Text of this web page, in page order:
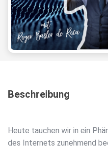
Beschreibung
Heute tauchen wir in ein
des Internets zunehmend